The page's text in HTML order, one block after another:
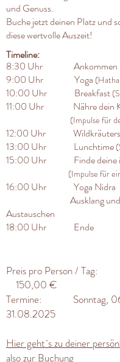
und Genuss.
Buche jetzt deinen Platz und
diese wertvolle Auszeit!
Timeline:
8:30 Uhr Ankommen
9:00 Uhr Yoga
10:00 Uhr Breakfast
11:00 Uhr Nähre dein
(Impulse für
12:00 Uhr
13:00 Uhr Lunchtime
15:00 Uhr Finde deine
(Impulse für
16:00 Uhr Yoga Nidra
Ausklang und
Austauschen
18:00 Uhr Ende​​​
Preis pro
150,00 €
Termine: Sonntag,
31.08.2025
Hier geht´s zu deiner
also zur Buchung